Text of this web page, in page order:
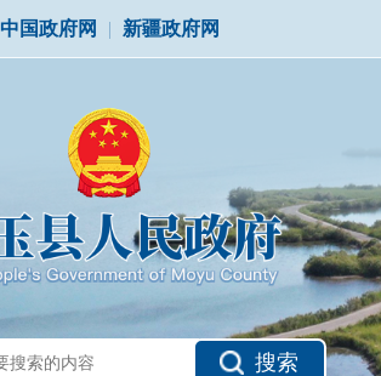
中国政府网 | 新疆政府网
搜索